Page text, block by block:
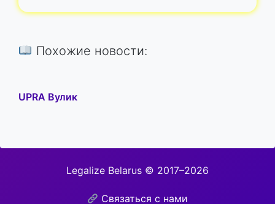
Похожие новости:
UPRA Вулик
Legalize Belarus © 2017–2026
Связаться с нами